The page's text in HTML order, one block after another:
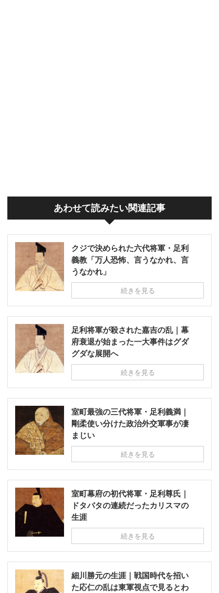
あわせて読みたい関連記事
クジで決められた六代将軍・足利
義教「万人恐怖、言うなかれ、言
うなかれ」
続きを見る
足利将軍が殺された嘉吉の乱｜幕
府衰退が始まった一大事件はグダ
グダな展開へ
続きを見る
室町最強の三代将軍・足利義満｜
剛柔使い分けた政治外交軍事が凄
まじい
続きを見る
室町幕府の初代将軍・足利尊氏｜
ドタバタの連続だったカリスマの
生涯
続きを見る
細川勝元の生涯｜戦国時代を招い
た応仁の乱は東軍視点で見るとわ